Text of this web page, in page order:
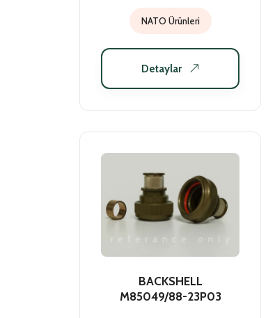
NATO Ürünleri
Detaylar
BACKSHELL
M85049/88-23P03